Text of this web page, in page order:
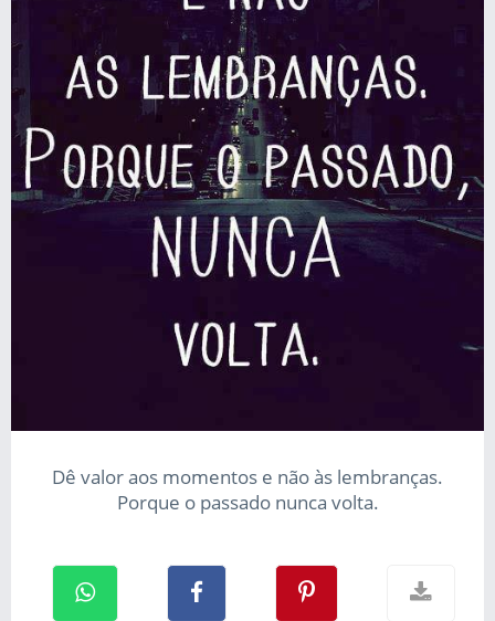
Dê valor aos momentos e não às lembranças.
Porque o passado nunca volta.